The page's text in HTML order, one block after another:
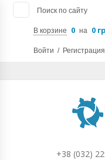
Поиск по сайту
В корзине 0 на 0
Войти / Регистрация
+38 (032)